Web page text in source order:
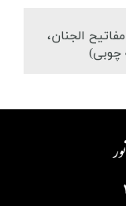
مفاتیح الجنان،
چوبی)